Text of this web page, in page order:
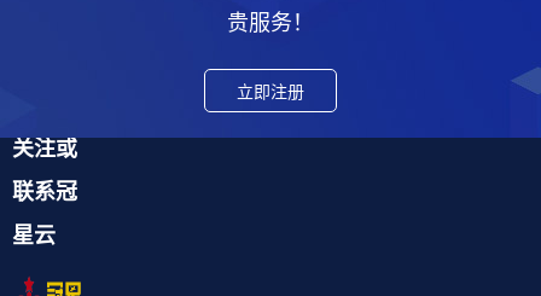
贵服务！
立即注册
关注或
联系冠
星云